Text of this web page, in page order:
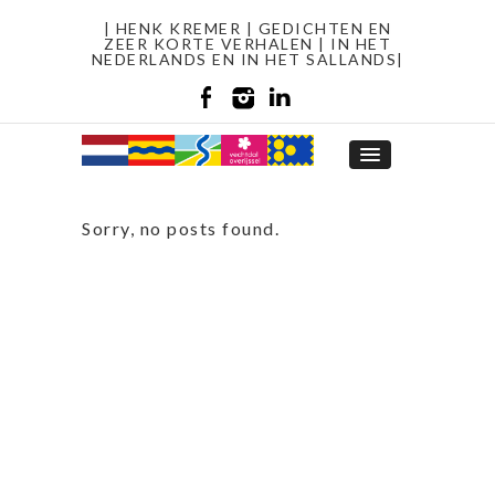
| HENK KREMER | GEDICHTEN EN
ZEER KORTE VERHALEN | IN HET
NEDERLANDS EN IN HET SALLANDS|
Sorry, no posts found.